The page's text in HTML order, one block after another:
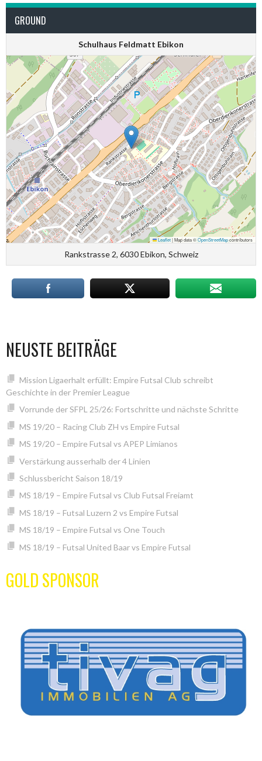
GROUND
Schulhaus Feldmatt Ebikon
Leaflet|Map data ©OpenStreetMapcontributors
Rankstrasse 2, 6030 Ebikon, Schweiz
NEUSTE BEITRÄGE
Mission Ligaerhalt erfüllt: Empire Futsal Club schreibt
Geschichte in der Premier League
Vorrunde der SFPL 25/26: Fortschritte und nächste Schritte
MS 19/20 – Racing Club ZH vs Empire Futsal
MS 19/20 – Empire Futsal vs APEP Limianos
Verstärkung ausserhalb der 4 Linien
Schlussbericht Saison 18/19
MS 18/19 – Empire Futsal vs Club Futsal Freiamt
MS 18/19 – Futsal Luzern 2 vs Empire Futsal
MS 18/19 – Empire Futsal vs One Touch
MS 18/19 – Futsal United Baar vs Empire Futsal
GOLD SPONSOR